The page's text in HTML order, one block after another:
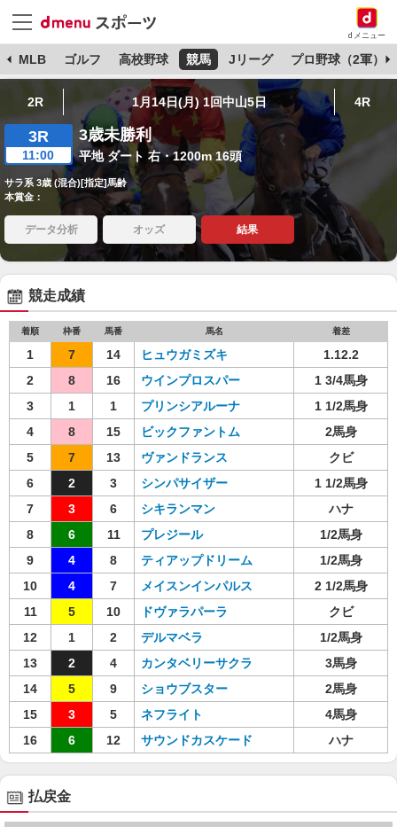
dメニュー
MLB ゴルフ 高校野球 競馬 Jリーグ プロ野球（2軍）
2R 1月14日(月) 1回中山5日 4R
3R
11:00
3歳未勝利
平地 ダート 右・1200m 16頭
サラ系 3歳 (混合)[指定]馬齢
本賞金：
データ分析 オッズ 結果
競走成績
着順 枠番 馬番 馬名 着差
1 7 14 ヒュウガミズキ
1.12.2
2
8 16 ウインプロスパー
1 3/4馬身
3
1 1 プリンシアルーナ
1 1/2馬身
4
8 15 ビックファントム
2馬身
5
7 13 ヴァンドランス
クビ
6
2 3 シンパサイザー
1 1/2馬身
7
3 6 シキランマン
ハナ
8
6 11 プレジール
1/2馬身
9
4 8 ティアップドリーム
1/2馬身
10
4 7 メイスンインパルス
2 1/2馬身
11
5 10 ドヴァラパーラ
クビ
12
1 2 デルマベラ
1/2馬身
13
2 4 カンタベリーサクラ
3馬身
14
5 9 ショウブスター
2馬身
15
3 5 ネフライト
4馬身
16
6 12 サウンドカスケード ハナ
払戻金